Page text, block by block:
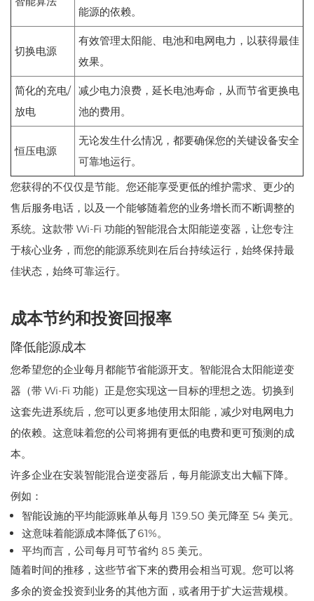
能源的依赖。
切换电源
有效管理太阳能、电池和电网电力，以获得最佳
效果。
简化的充电/
放电
减少电力浪费，延长电池寿命，从而节省更换电
池的费用。
恒压电源
无论发生什么情况，都要确保您的关键设备安全
可靠地运行。
您获得的不仅仅是节能。您还能享受更低的维护需求、更少的
售后服务电话，以及一个能够随着您的业务增长而不断调整的
系统。这款带 Wi-Fi 功能的智能混合太阳能逆变器，让您专注
于核心业务，而您的能源系统则在后台持续运行，始终保持最
佳状态，始终可靠运行。
成本节约和投资回报率
降低能源成本
您希望您的企业每月都能节省能源开支。智能混合太阳能逆变
器（带 Wi-Fi 功能）正是您实现这一目标的理想之选。切换到
这套先进系统后，您可以更多地使用太阳能，减少对电网电力
的依赖。这意味着您的公司将拥有更低的电费和更可预测的成
本。
许多企业在安装智能混合逆变器后，每月能源支出大幅下降。
例如：
智能设施的平均能源账单从每月 139.50 美元降至 54 美元。
这意味着能源成本降低了61%。
平均而言，公司每月可节省约 85 美元。
随着时间的推移，这些节省下来的费用会相当可观。您可以将
多余的资金投资到业务的其他方面，或者用于扩大运营规模。